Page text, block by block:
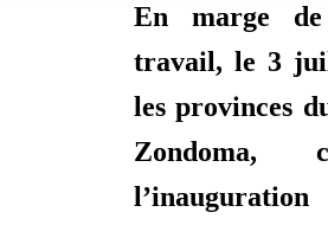
En marge
travail, le 3
les provinces
Zondoma,
l’inauguration